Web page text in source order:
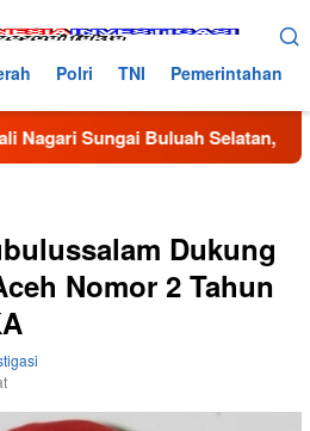
Polri TNI Pemerintahan
Buluah Selatan, Masyarakat
Dukung
Nomor 2 Tahun